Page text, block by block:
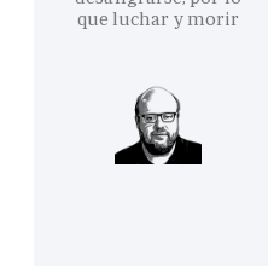
que luchar y morir